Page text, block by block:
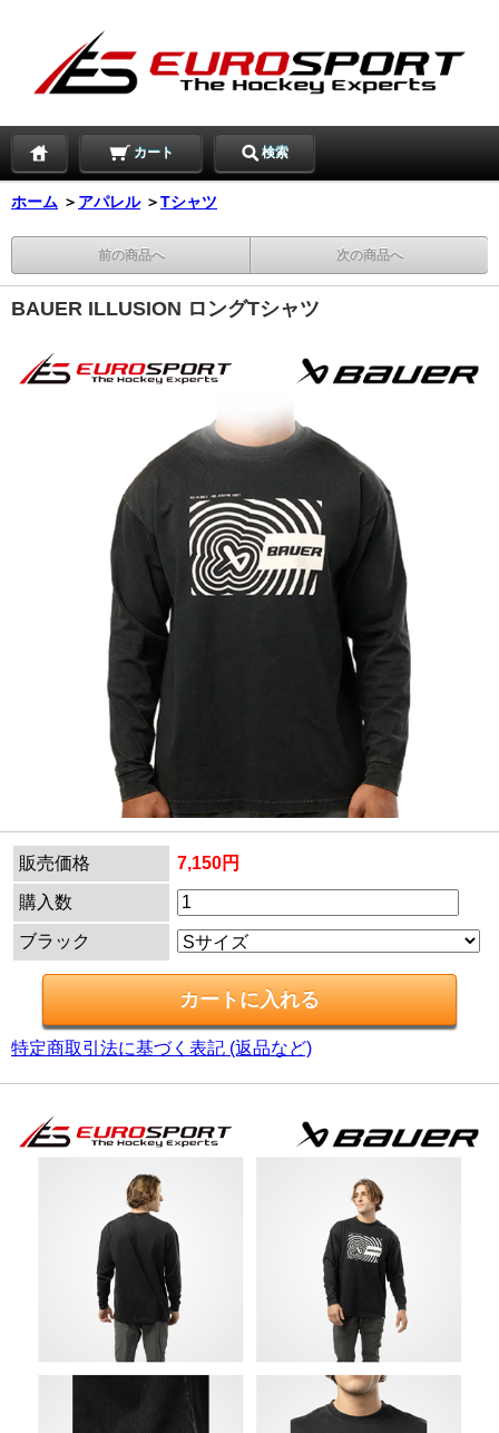
カート 検索
ホーム ＞ アパレル ＞Tシャツ
前の商品へ 次の商品へ
BAUER ILLUSION ロングTシャツ
販売価格 7,150円
購入数
ブラック
特定商取引法に基づく表記 (返品など)